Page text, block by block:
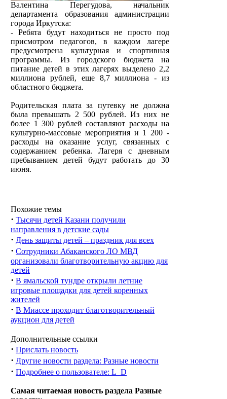
Валентина Перегудова, начальник
департамента образования администрации
города Иркутска:
- Ребята будут находиться не просто под
присмотром педагогов, в каждом лагере
предусмотрена культурная и спортивная
программы. Из городского бюджета на
питание детей в этих лагерях выделено 2,2
миллиона рублей, еще 8,7 миллиона - из
областного бюджета.
Родительская плата за путевку не должна
была превышать 2 500 рублей. Из них не
более 1 300 рублей составляют расходы на
культурно-массовые мероприятия и 1 200 -
расходы на оказание услуг, связанных с
содержанием ребенка. Лагеря с дневным
пребыванием детей будут работать до 30
июня.
Похожие темы
· Тысячи детей Казани получили
направления в детские сады
· День защиты детей – праздник для всех
· Сотрудники Абаканского ЛО МВД
организовали благотворительную акцию для
детей
· В ямальской тундре открыли летние
игровые площадки для детей коренных
жителей
· В Миассе проходит благотворительный
аукцион для детей
Дополнительные ссылки
· Прислать новость
· Другие новости раздела: Разные новости
· Подробнее о пользователе: L_D
Самая читаемая новость раздела Разные